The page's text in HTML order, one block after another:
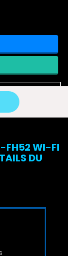
disponible
FH52 WI-FI
DU